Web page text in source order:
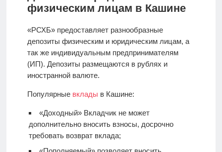
физическим лицам в Кашине
«РСХБ» предоставляет разнообразные
депозиты физическим и юридическим лицам, а
так же индивидуальным предпринимателям
(ИП). Депозиты размещаются в рублях и
иностранной валюте.
Популярные вклады в Кашине:
«Доходный» Вкладчик не может
дополнительно вносить взносы, досрочно
требовать возврат вклада;